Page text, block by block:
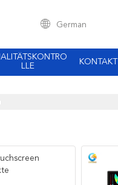
German
LLE